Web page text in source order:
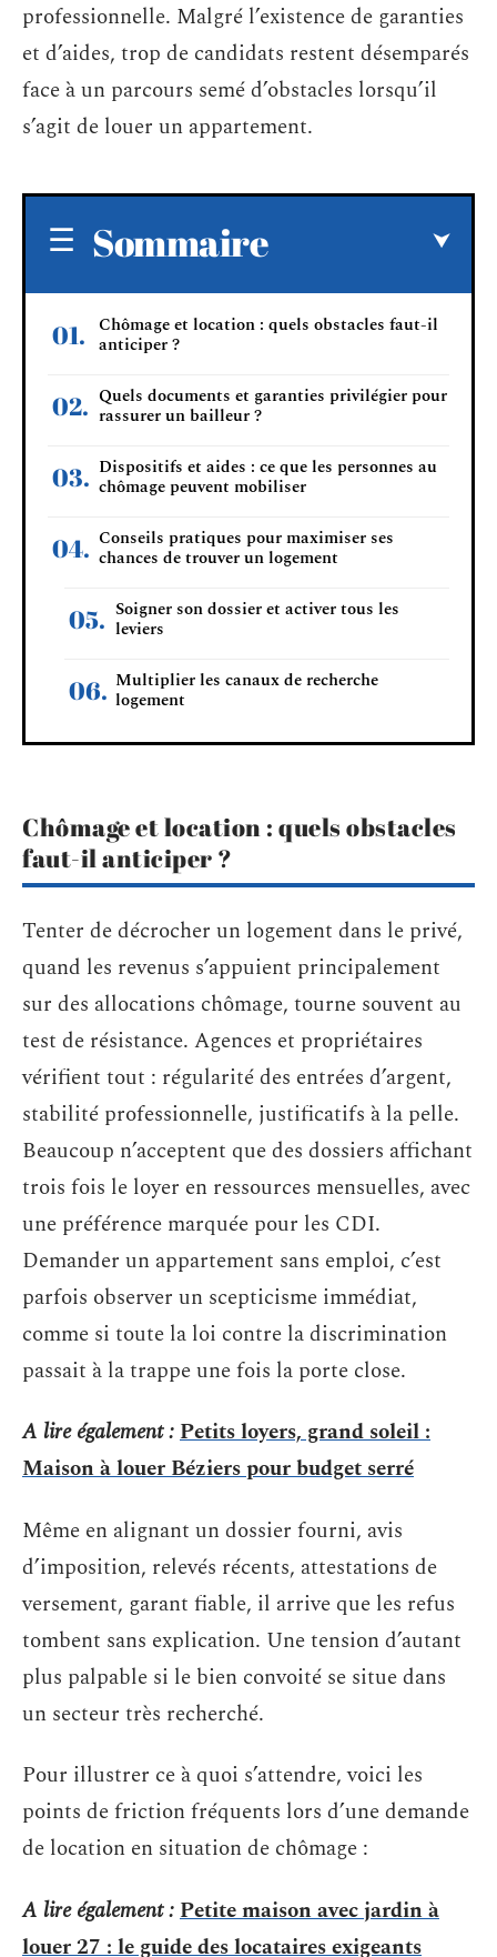
professionnelle. Malgré l’existence de garanties
et d’aides, trop de candidats restent désemparés
face à un parcours semé d’obstacles lorsqu’il
s’agit de louer un appartement.
Sommaire
Chômage et location : quels obstacles faut-il
anticiper ?
Quels documents et garanties privilégier pour
rassurer un bailleur ?
Dispositifs et aides : ce que les personnes au
chômage peuvent mobiliser
Conseils pratiques pour maximiser ses
chances de trouver un logement
Soigner son dossier et activer tous les
leviers
Multiplier les canaux de recherche
logement
Chômage et location : quels obstacles
faut-il anticiper ?
Tenter de décrocher un logement dans le privé,
quand les revenus s’appuient principalement
sur des allocations chômage, tourne souvent au
test de résistance. Agences et propriétaires
vérifient tout : régularité des entrées d’argent,
stabilité professionnelle, justificatifs à la pelle.
Beaucoup n’acceptent que des dossiers affichant
trois fois le loyer en ressources mensuelles, avec
une préférence marquée pour les CDI.
Demander un appartement sans emploi, c’est
parfois observer un scepticisme immédiat,
comme si toute la loi contre la discrimination
passait à la trappe une fois la porte close.
A lire également :Petits loyers, grand soleil :
Maison à louer Béziers pour budget serré
Même en alignant un dossier fourni, avis
d’imposition, relevés récents, attestations de
versement, garant fiable, il arrive que les refus
tombent sans explication. Une tension d’autant
plus palpable si le bien convoité se situe dans
un secteur très recherché.
Pour illustrer ce à quoi s’attendre, voici les
points de friction fréquents lors d’une demande
de location en situation de chômage :
A lire également :Petite maison avec jardin à
louer 27 : le guide des locataires exigeants